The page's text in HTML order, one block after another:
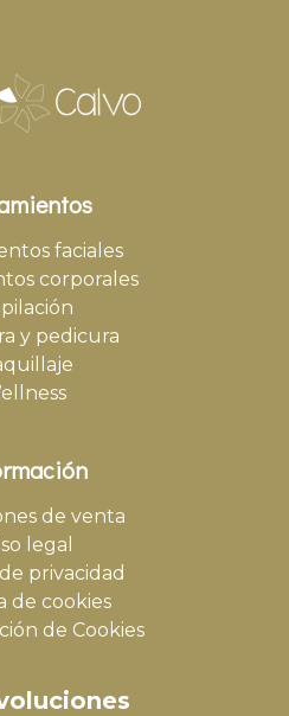
faciales
corporales
y pedicura
de venta
legal
privacidad
de cookies
de Cookies